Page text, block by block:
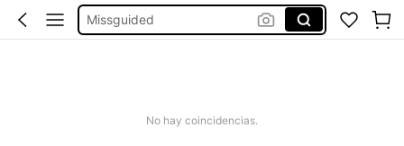
Missguided
No hay coincidencias.